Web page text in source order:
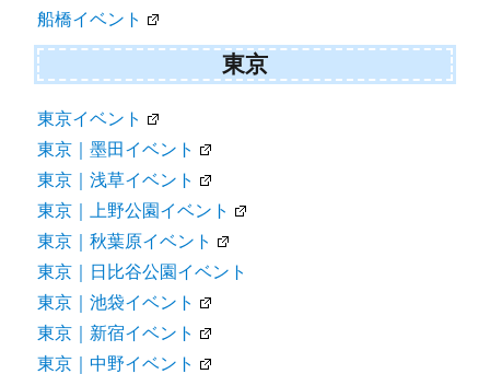
船橋イベント
東京
東京イベント
東京｜墨田イベント
東京｜浅草イベント
東京｜上野公園イベント
東京｜秋葉原イベント
東京｜日比谷公園イベント
東京｜池袋イベント
東京｜新宿イベント
東京｜中野イベント